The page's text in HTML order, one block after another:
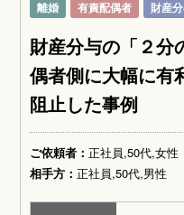
離婚 有責配偶者 財産
財産分与の「２分
偶者側に大幅に有
阻止した事例
ご依頼者：正社員,50代,女性
相手方：正社員,50代,男性